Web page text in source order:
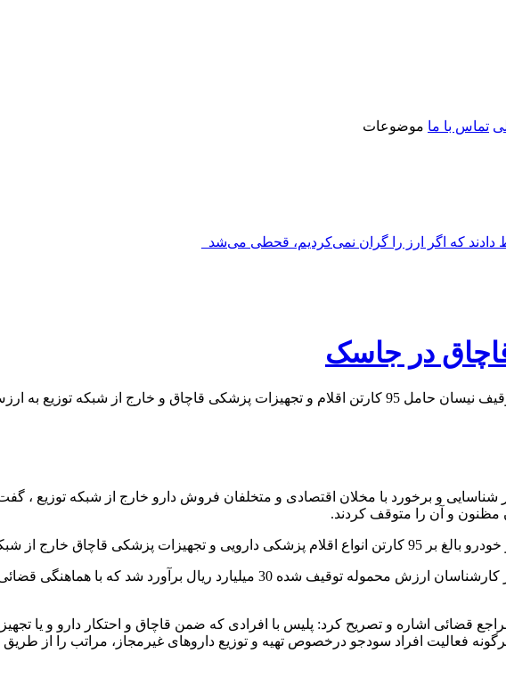
تماس با ما موضوعات
که اگر ارز را گران نمی‌کردیم، قحطی می‌شد_
در جاسک
شناسایی و برخورد با مخلان اقتصادی و متخلفان فروش دارو خارج از شبکه توزیع
مظنون و آن را متوقف کردند.
از شبکه توزیع کشف و ضبط شد.
این مقام ارشد انتظامی استان اعلام کرد برابر نظر کارشناسان ارزش محموله
قضائی اشاره و تصریح کرد: پلیس با افرادی که ضمن قاچاق و احتکار دارو و یا
افراد سودجو درخصوص تهیه و توزیع داروهای غیرمجاز، مراتب را از طریق تلفن 110 به پلیس